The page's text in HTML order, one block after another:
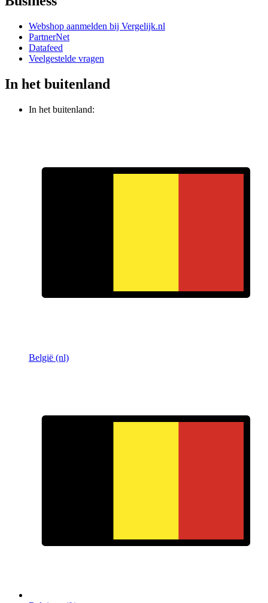
Webshop aanmelden bij Vergelijk.nl
PartnerNet
Datafeed
Veelgestelde vragen
In het buitenland
In het buitenland:
België (nl)